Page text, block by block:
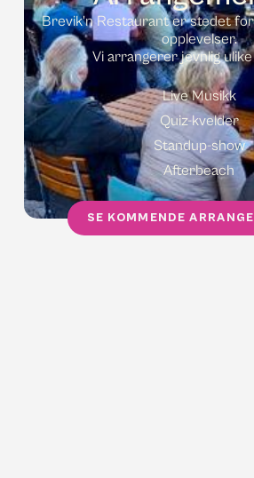
Brevik'n Restaurant er stedet
opplevelser.
Vi arrangerer jevnlig
Live Musikk
Quiz-kvelder
Standup-show
Afterbeach
SE KOMMENDE